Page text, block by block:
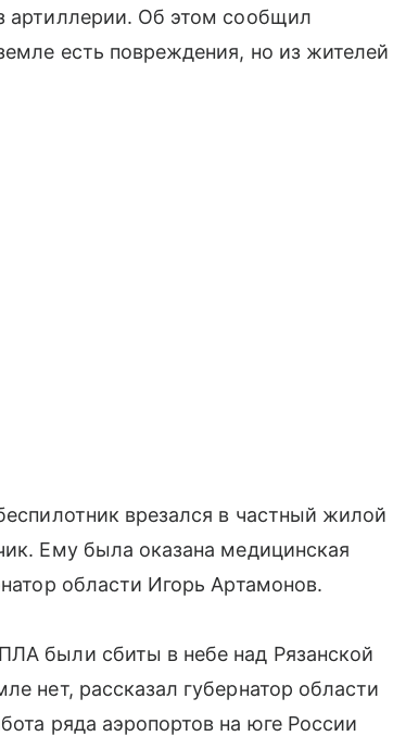
артиллерии. Об этом сообщил
есть повреждения, но из жителей
врезался в частный жилой
Ему была оказана медицинская
области Игорь Артамонов.
были сбиты в небе над Рязанской
нет, рассказал губернатор области
ряда аэропортов на юге России